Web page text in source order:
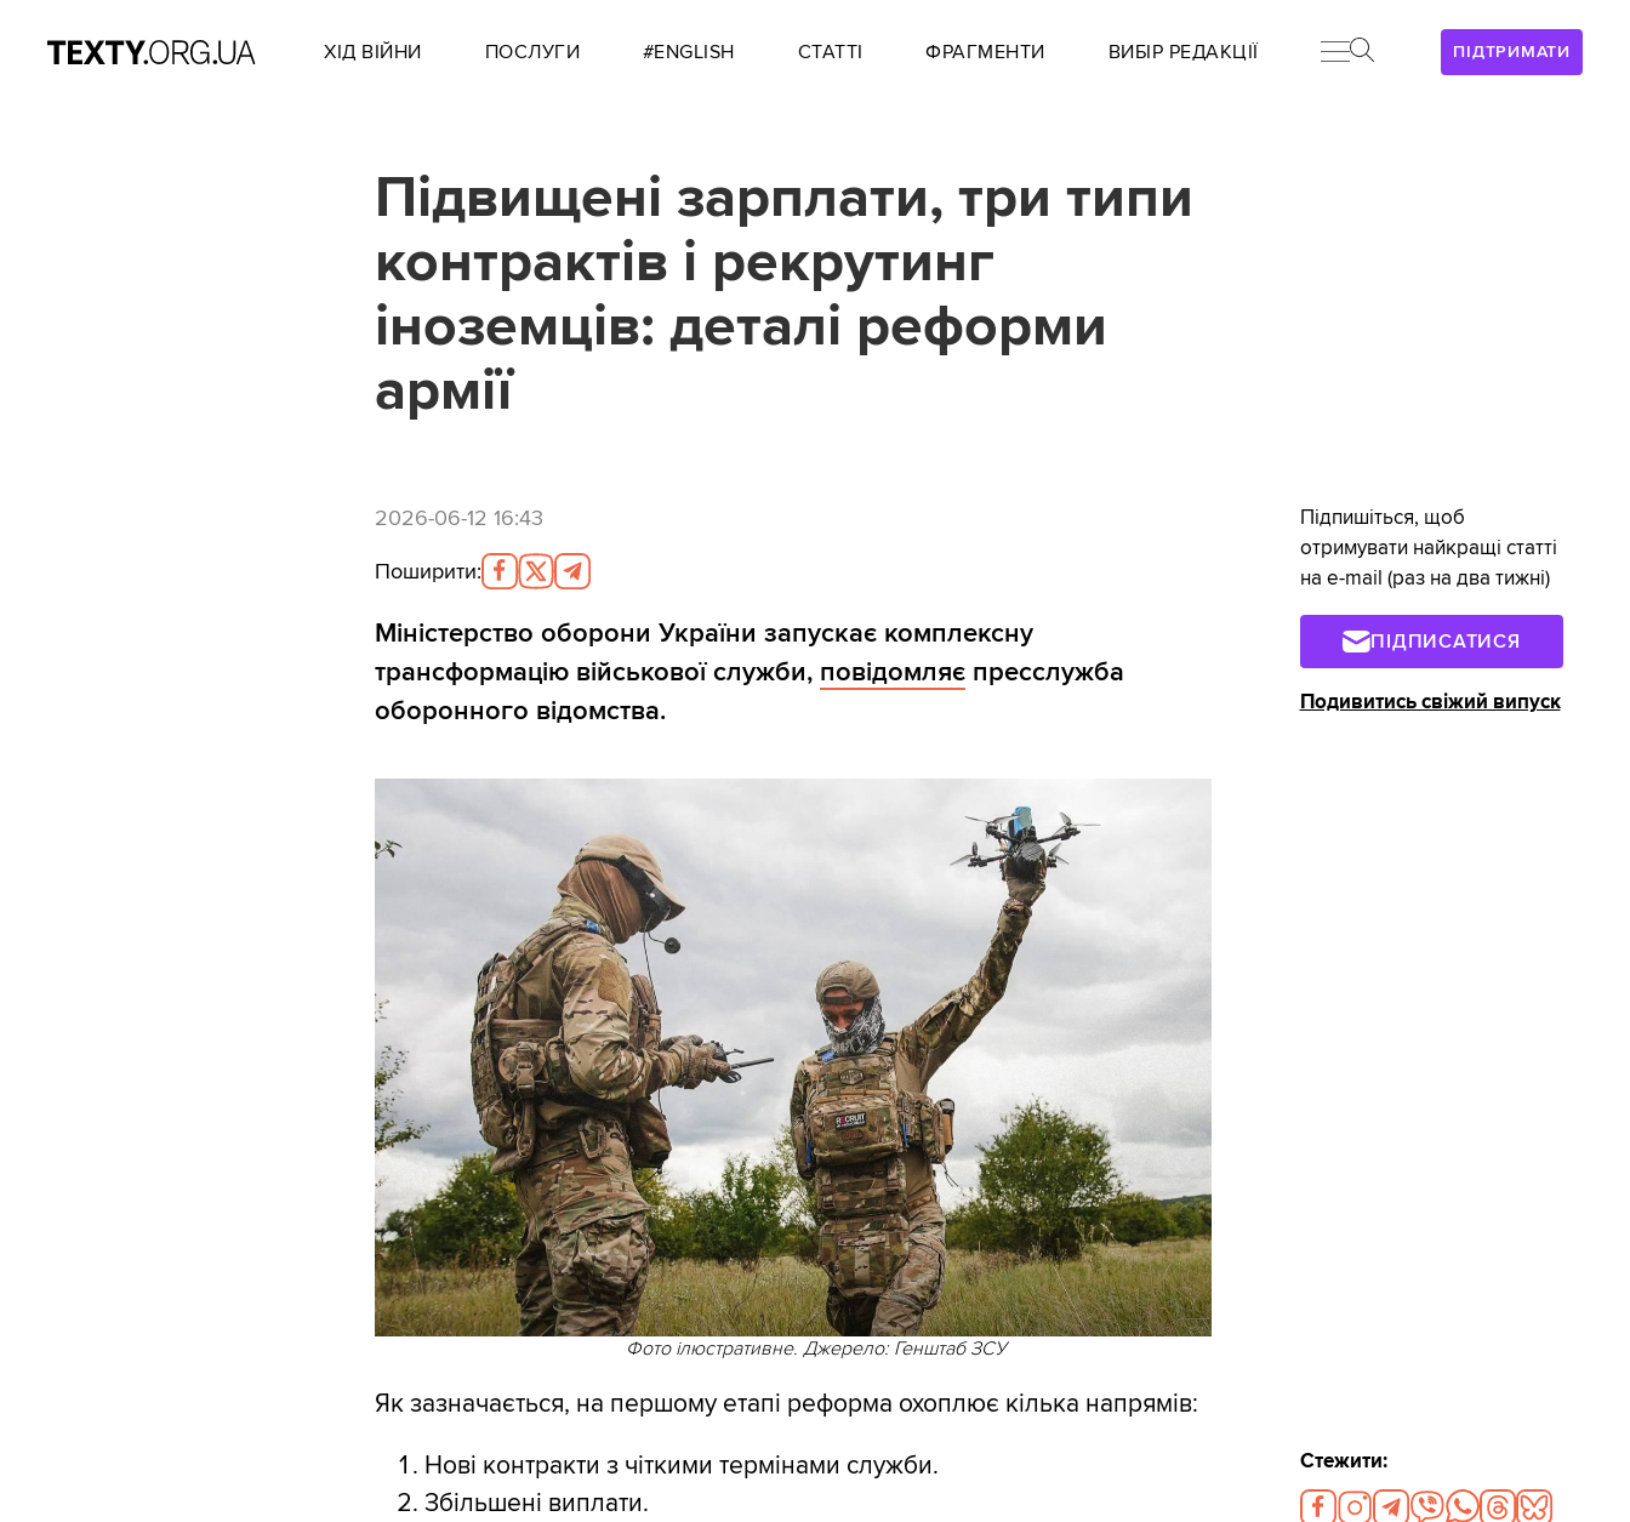
ПІДТРИМАТИ
ХІД ВІЙНИ ПОСЛУГИ #ENGLISH СТАТТІ ФРАГМЕНТИ ВИБІР РЕДАКЦІЇ
Підвищені зарплати, три типи
контрактів і рекрутинг
іноземців: деталі реформи
армії
2026-06-12 16:43
Поширити:
Міністерство оборони України запускає комплексну
трансформацію військової служби, повідомляєпресслужба
оборонного відомства.
Фото ілюстративне. Джерело: Генштаб ЗСУ
Як зазначається, на першому етапі реформа охоплює кілька напрямів:
Нові контракти з чіткими термінами служби.
Збільшені виплати.
Підпишіться, щоб
отримувати найкращі статті
на e-mail (раз на два тижні)
ПІДПИСАТИСЯ
Подивитись свіжий випуск
Стежити: